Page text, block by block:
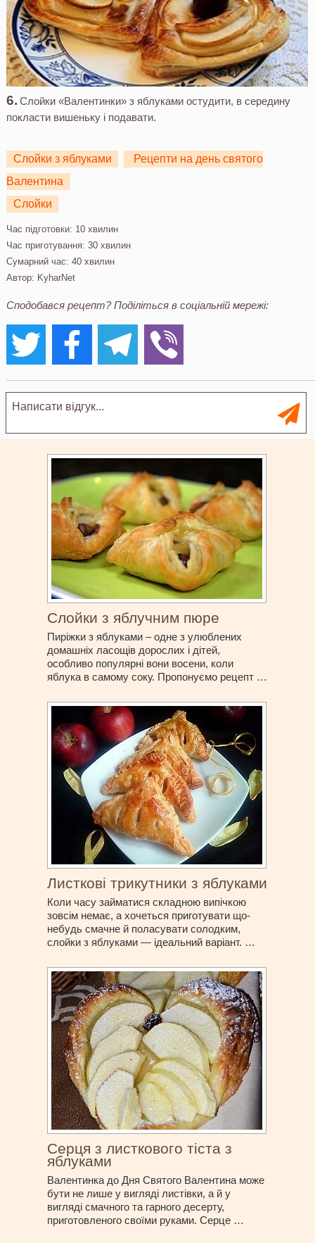
Слойки «Валентинки» з яблуками остудити, в середину
покласти вишеньку і подавати.
Слойки з яблуками
Рецепти на день святого
Валентина
Слойки
Час підготовки: 10 хвилин
Час приготування: 30 хвилин
Сумарний час: 40 хвилин
Автор: KyharNet
Сподобався рецепт? Поділіться в соціальній мережі:
Слойки з яблучним пюре
Пиріжки з яблуками – одне з улюблених
домашніх ласощів дорослих і дітей,
особливо популярні вони восени, коли
яблука в самому соку. Пропонуємо рецепт …
Листкові трикутники з яблуками
Коли часу займатися складною випічкою
зовсім немає, а хочеться приготувати що-
небудь смачне й поласувати солодким,
слойки з яблуками — ідеальний варіант. …
Серця з листкового тіста з
яблуками
Валентинка до Дня Святого Валентина може
бути не лише у вигляді листівки, а й у
вигляді смачного та гарного десерту,
приготовленого своїми руками. Серце …